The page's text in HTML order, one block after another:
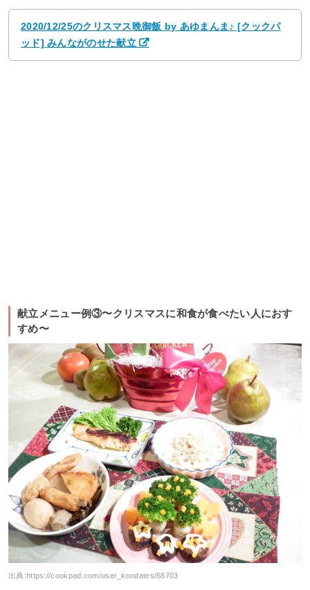
2020/12/25のクリスマス晩御飯 by あゆまんま♪ [クックパ
ッド] みんながのせた献立
献立メニュー例③〜クリスマスに和食が食べたい人におす
すめ〜
出典:https://cookpad.com/user_kondates/68703